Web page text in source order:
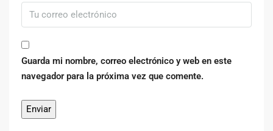
Guarda mi nombre, correo electrónico y web en este
navegador para la próxima vez que comente.